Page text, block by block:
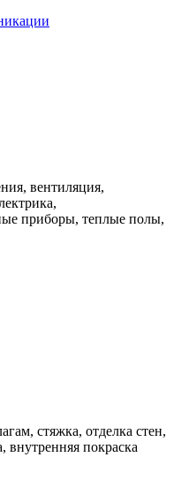
вентиляция,
приборы, теплые полы,
стяжка, отделка стен,
внутренняя покраска